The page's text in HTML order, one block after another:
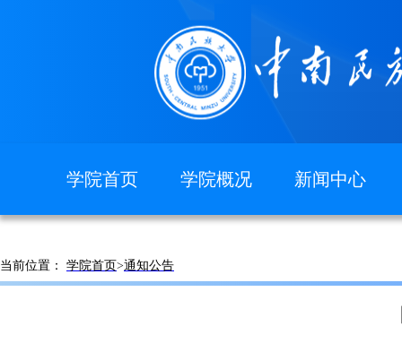
学院首页
图片新闻
学院概况
学院简介
组织机构
新闻中心
当前位置： 学院首页>通知公告